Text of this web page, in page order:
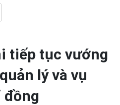
tiếp tục vướng
lý và vụ
đồng